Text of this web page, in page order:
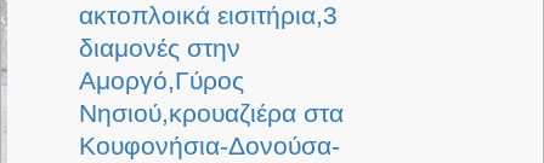
ακτοπλοικά εισιτήρια,3
διαμονές στην
Αμοργό,Γύρος
Νησιού,κρουαζιέρα στα
Κουφονήσια-Δονούσα-